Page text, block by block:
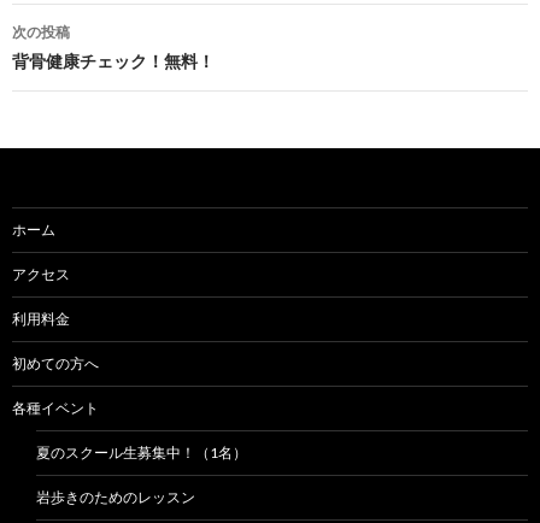
ナ
ビ
ー
ョ
ン
次の投稿
背骨健康チェック！無料！
ホーム
アクセス
利用料金
初めての方へ
各種イベント
夏のスクール生募集中！（1名）
岩歩きのためのレッスン